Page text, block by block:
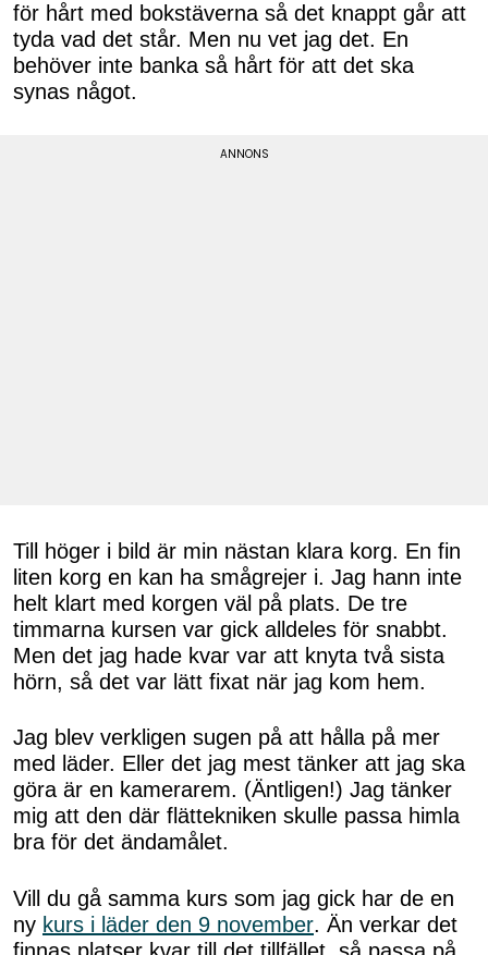
för hårt med bokstäverna så det knappt går att
tyda vad det står. Men nu vet jag det. En
behöver inte banka så hårt för att det ska
synas något.
Till höger i bild är min nästan klara korg. En fin
liten korg en kan ha smågrejer i. Jag hann inte
helt klart med korgen väl på plats. De tre
timmarna kursen var gick alldeles för snabbt.
Men det jag hade kvar var att knyta två sista
hörn, så det var lätt fixat när jag kom hem.
Jag blev verkligen sugen på att hålla på mer
med läder. Eller det jag mest tänker att jag ska
göra är en kamerarem. (Äntligen!) Jag tänker
mig att den där flättekniken skulle passa himla
bra för det ändamålet.
Vill du gå samma kurs som jag gick har de en
ny kurs i läder den 9 november. Än verkar det
finnas platser kvar till det tillfället, så passa på.